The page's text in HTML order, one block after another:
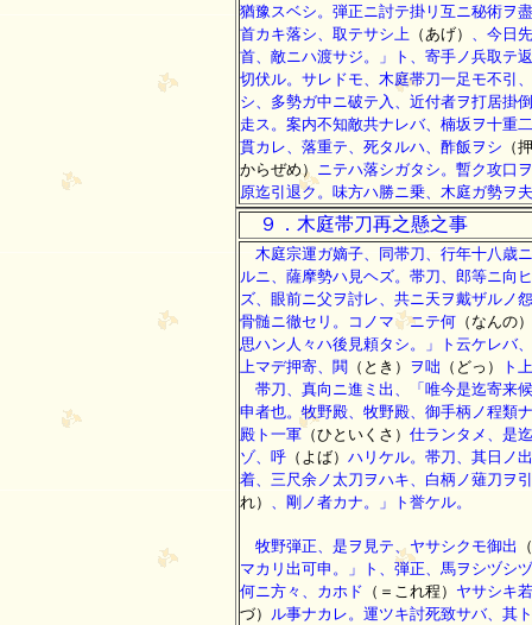
猶豫スベシ。弾正ニ討テ掛リ互ニ秘術ヲ
首カキ落シ、取テサシ上 （あげ）
、今日
首、敵ニハ渡サジ。」ト、寄手ノ兵取テ
切伏ル。サレドモ、木庭帯刀一足モ不引
シ、多勢ガ中ニ破テ入、近付者ヲ打居掛
走ス。案内不知敵共ナレバ、楠坂ヲ十重
貫カレ、落重テ、死タルハ、酢飯ヲシ （
からぜめ） ニテハ落シガタシ。暫ク攻口
原迄引退ク。味方ハ勝ニ乗、木庭ガ勢ヲ
９．木庭帯刀再之懸之事
木庭宗運ガ嫡子、同帯刀、行年十八歳
ルニ、薩摩勢ハ見ヘズ。帯刀、郎等ニ向
ズ、眼前ニ父ヲ討レ、共ニ天ヲ戴ザルノ
骨髄ニ徹セリ。コノマゝニテ何 （なんの）
思ハン人々ハ後見頼タシ。」ト云ケレバ
上マデ押寄、閧 （とき） ヲ咄 （どっ）
ト上
帯刀、真向ニ進ミ出、「唯今是迄寄来
申者也。牧野殿、牧野殿、御手柄ノ程類
殿ト一軍（ひといくさ） 仕ランタメ、是
ゾ、呼 （よば） ハリケル。帯刀、其日ノ
着、三尺余ノ太刀ヲハキ、白柄ノ薙刀ヲ
れ）
、剛ノ者カナ。」ト誉ケル。
牧野弾正、是ヲ見テ、ヤサシクモ御出
マカリ出可申。」ト、弾正、馬ヲシヅシヅ
何ニ方々、カホド （＝これ程） ヤサシキ
づ）
ル事ナカレ。運ツキ討死致サバ、其